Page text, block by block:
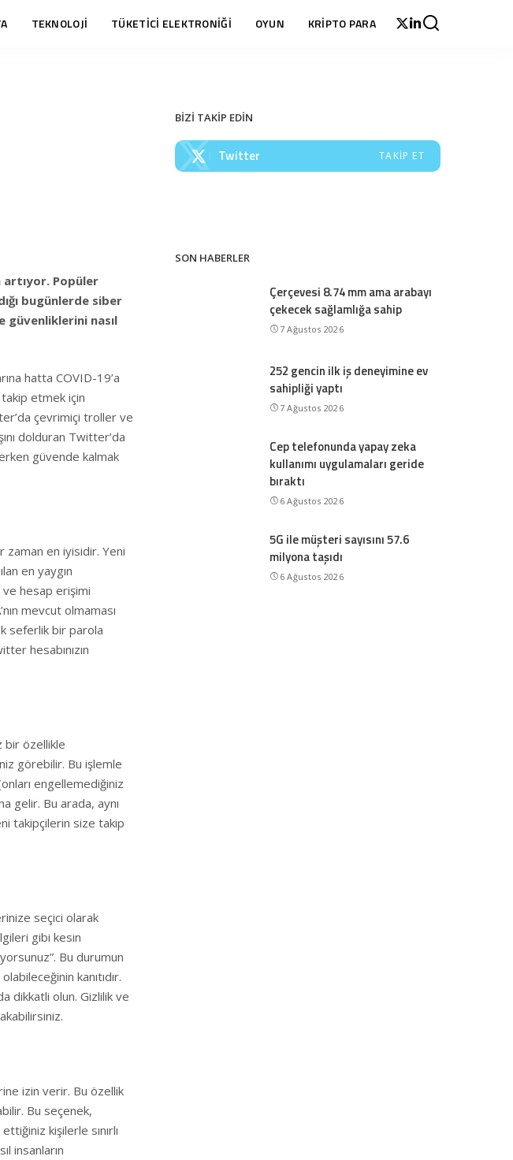
TEKNOLOJİ TÜKETİCİ ELEKTRONİĞİ OYUN KRİPTO PARA
artıyor. Popüler
bugünlerde siber
güvenliklerini nasıl
hatta COVID-19’a
etmek için
çevrimiçi troller ve
dolduran Twitter’da
güvende kalmak
zaman en iyisidir. Yeni
en yaygın
ve hesap erişimi
mevcut olmaması
seferlik bir parola
hesabınızın
bir özellikle
görebilir. Bu işlemle
engellemediğiniz
gelir. Bu arada, aynı
takipçilerin size takip
seçici olarak
gibi kesin
Bu durumun
kanıtıdır.
dikkatli olun. Gizlilik ve
izin verir. Bu özellik
Bu seçenek,
kişilerle sınırlı
insanların
BİZİ TAKİP EDİN
Twitter TAKIP ET
SON HABERLER
Çerçevesi 8.74 mm ama arabayı
çekecek sağlamlığa sahip
7 Ağustos 2026
252 gencin ilk iş deneyimine ev
sahipliği yaptı
7 Ağustos 2026
Cep telefonunda yapay zeka
kullanımı uygulamaları geride
bıraktı
6 Ağustos 2026
5G ile müşteri sayısını 57.6
milyona taşıdı
6 Ağustos 2026